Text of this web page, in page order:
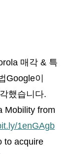
매각 & 특
Google이
했습니다.
Mobility from
1enGAgb
to acquire